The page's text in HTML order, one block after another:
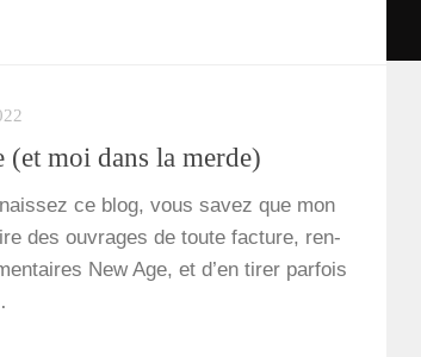
(et moi dans la merde)
ce blog, vous savez que mon
des ouvrages de toute fac­ture, ren­
New Age, et d’en tirer par­fois